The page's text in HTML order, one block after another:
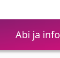
Abi ja info